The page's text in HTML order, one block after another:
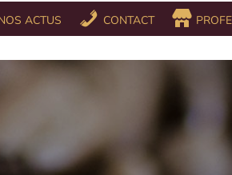
ACTUS CONTACT